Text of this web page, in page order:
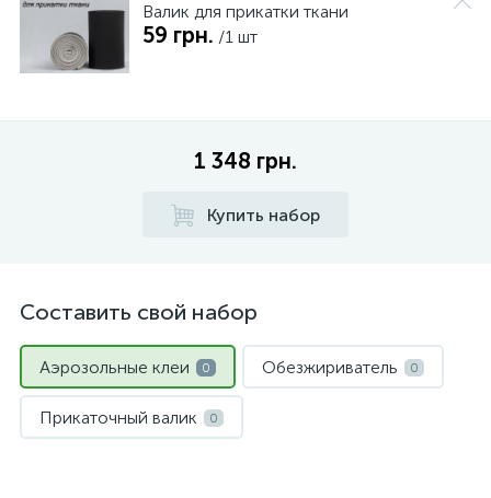
Валик для прикатки ткани
59 грн. /1 шт
1 348 грн.
Купить набор
Составить свой набор
Аэрозольные клеи 0 Обезжириватель 0
Прикаточный валик 0